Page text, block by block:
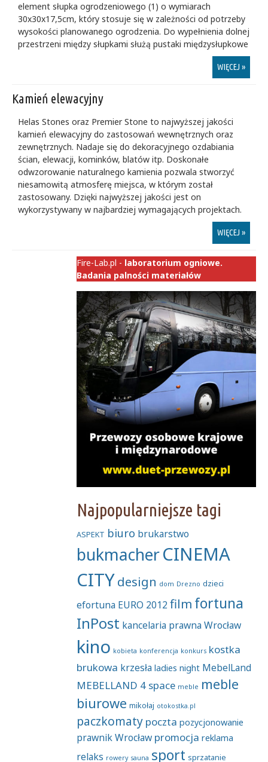
element słupka ogrodzeniowego (1) o wymiarach
30x30x17,5cm, który stosuje się w zależności od potrzeby
wysokości planowanego ogrodzenia. Do wypełnienia dolnej
przestrzeni między słupkami służą pustaki międzysłupkowe
WIĘCEJ »
Kamień elewacyjny
Helas Stones oraz Premier Stone to najwyższej jakości
kamień elewacyjny do zastosowań wewnętrznych oraz
zewnętrznych. Nadaje się do dekoracyjnego ozdabiania
ścian, elewacji, kominków, blatów itp. Doskonałe
odwzorowanie naturalnego kamienia pozwala stworzyć
niesamowitą atmosferę miejsca, w którym został
zastosowany. Dzięki najwyższej jakości jest on
wykorzystywany w najbardziej wymagających projektach.
WIĘCEJ »
Fire-Lab.pl - laboratorium ogniowe.
Badania palności materiałów
Najpopularniejsze tagi
ASPEKT biuro brukarstwo
bukmacherCINEMA
CITYdesign dom Drezno dzieci
efortuna EURO 2012film fortuna
InPost kancelaria prawna Wrocław
kino kobieta konferencja konkurs kostka
brukowa krzesła ladies night MebelLand
MEBELLAND 4 space meble meble
biurowe mikołaj otokostka.pl
paczkomaty poczta pozycjonowanie
prawnik Wrocław promocja reklama
relaks rowery sauna sport sprzatanie